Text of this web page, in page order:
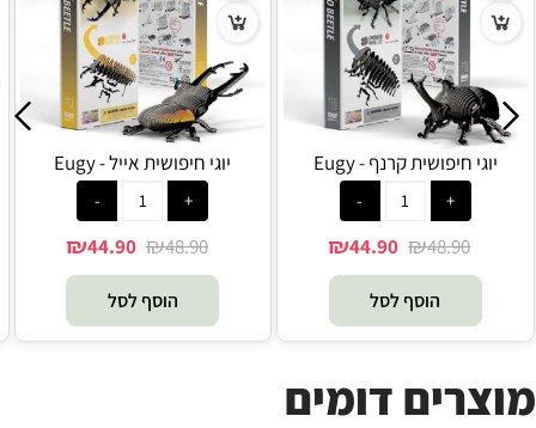
יוגי חיפושית אייל - Eugy
₪ 48.90
44.90
הוסף לסל
יוגי חיפושית קרנף - Eugy
₪ 48.90
44.90
הוסף לסל
מוצרים דומים